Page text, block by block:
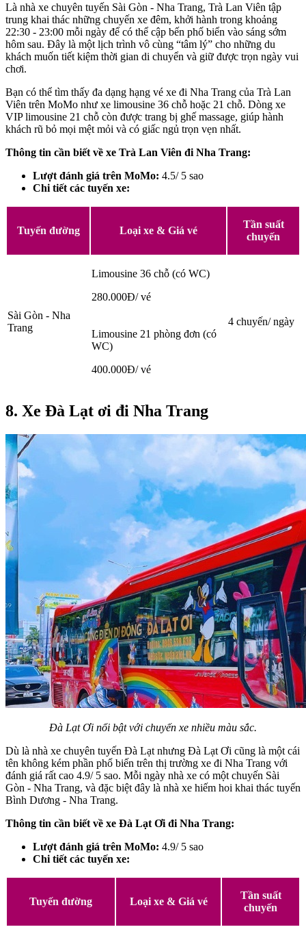
Là nhà xe chuyên tuyến Sài Gòn - Nha Trang, Trà Lan Viên tập
trung khai thác những chuyến xe đêm, khởi hành trong khoảng
22:30 - 23:00 mỗi ngày để có thể cập bến phố biển vào sáng sớm
hôm sau. Đây là một lịch trình vô cùng “tâm lý” cho những du
khách muốn tiết kiệm thời gian di chuyển và giữ được trọn ngày vui
chơi.
Bạn có thể tìm thấy đa dạng hạng vé xe đi Nha Trang của Trà Lan
Viên trên MoMo như xe limousine 36 chỗ hoặc 21 chỗ. Dòng xe
VIP limousine 21 chỗ còn được trang bị ghế massage, giúp hành
khách rũ bỏ mọi mệt mỏi và có giấc ngủ trọn vẹn nhất.
Thông tin cần biết về xe Trà Lan Viên đi Nha Trang:
Lượt đánh giá trên MoMo: 4.5/ 5 sao
Chi tiết các tuyến xe:
Tuyến đường Loại xe & Giá vé
Tần suất
chuyến
Sài Gòn - Nha
Trang
Limousine 36 chỗ (có WC)
280.000Đ/ vé
4 chuyến/ ngày
Limousine 21 phòng đơn (có
WC)
400.000Đ/ vé
8. Xe Đà Lạt ơi đi Nha Trang
Đà Lạt Ơi nổi bật với chuyến xe nhiều màu sắc.
Dù là nhà xe chuyên tuyến Đà Lạt nhưng Đà Lạt Ơi cũng là một cái
tên không kém phần phổ biến trên thị trường xe đi Nha Trang với
đánh giá rất cao 4.9/ 5 sao. Mỗi ngày nhà xe có một chuyến Sài
Gòn - Nha Trang, và đặc biệt đây là nhà xe hiếm hoi khai thác tuyến
Bình Dương - Nha Trang.
Thông tin cần biết về xe Đà Lạt Ơi đi Nha Trang:
Lượt đánh giá trên MoMo: 4.9/ 5 sao
Chi tiết các tuyến xe:
Tuyến đường Loại xe & Giá vé
Tần suất
chuyến